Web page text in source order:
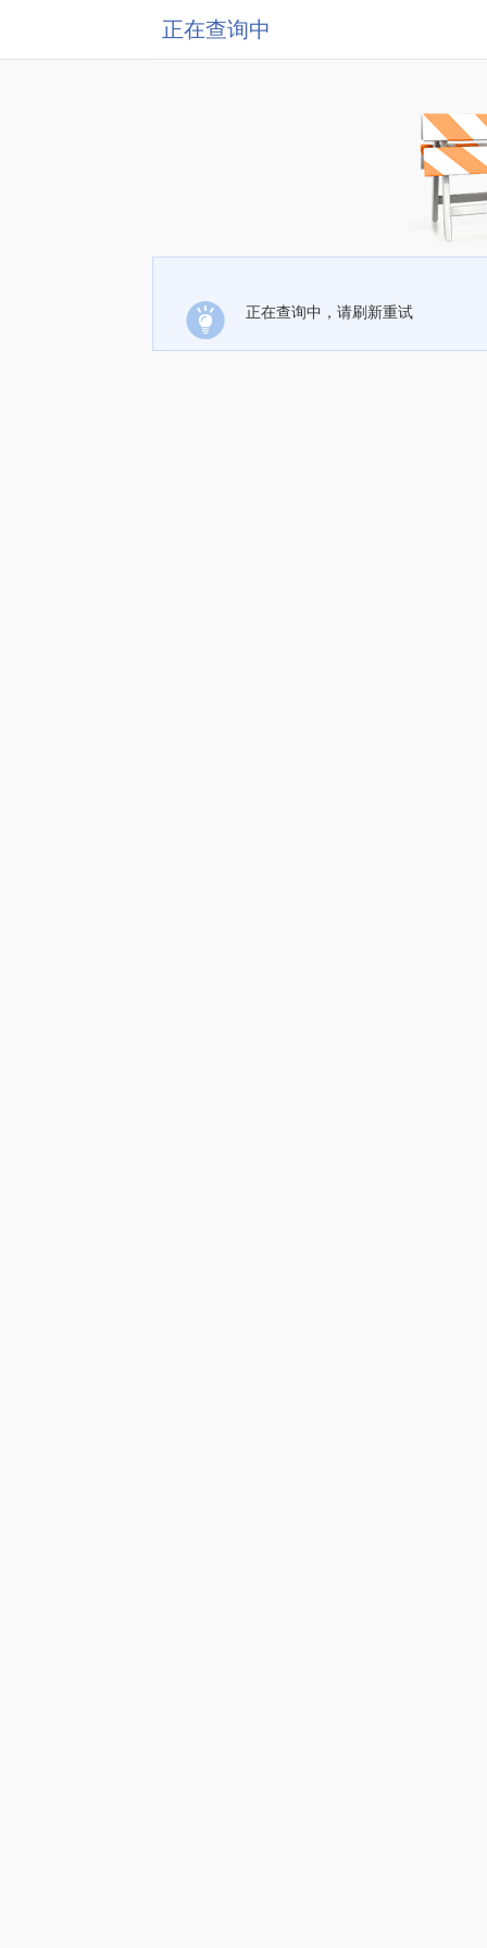
正在查询中
正在查询中，请刷新重试